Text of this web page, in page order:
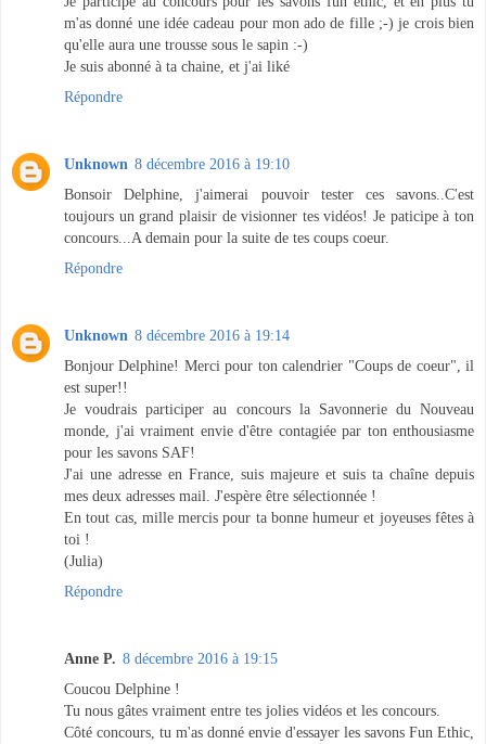
m'as donné une idée cadeau pour mon ado de fille ;-) je crois bien
qu'elle aura une trousse sous le sapin :-)
Je suis abonné à ta chaine, et j'ai liké
Répondre
Unknown 8 décembre 2016 à 19:10
Bonsoir Delphine, j'aimerai pouvoir tester ces savons..C'est
toujours un grand plaisir de visionner tes vidéos! Je paticipe à ton
concours...A demain pour la suite de tes coups coeur.
Répondre
Unknown 8 décembre 2016 à 19:14
Bonjour Delphine! Merci pour ton calendrier "Coups de coeur", il
est super!!
Je voudrais participer au concours la Savonnerie du Nouveau
monde, j'ai vraiment envie d'être contagiée par ton enthousiasme
pour les savons SAF!
J'ai une adresse en France, suis majeure et suis ta chaîne depuis
mes deux adresses mail. J'espère être sélectionnée !
En tout cas, mille mercis pour ta bonne humeur et joyeuses fêtes à
toi !
(Julia)
Répondre
Anne P. 8 décembre 2016 à 19:15
Coucou Delphine !
Tu nous gâtes vraiment entre tes jolies vidéos et les concours.
Côté concours, tu m'as donné envie d'essayer les savons Fun Ethic,